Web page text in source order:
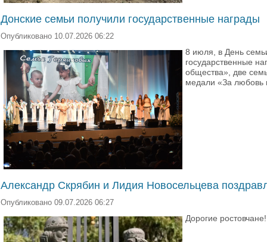
Донские семьи получили государственные награды
Опубликовано 10.07.2026 06:22
8 июля, в День
государственные
общества», две
медали «За любовь
Александр Скрябин и Лидия Новосельцева
Опубликовано 09.07.2026 06:27
Дорогие ростовчане!